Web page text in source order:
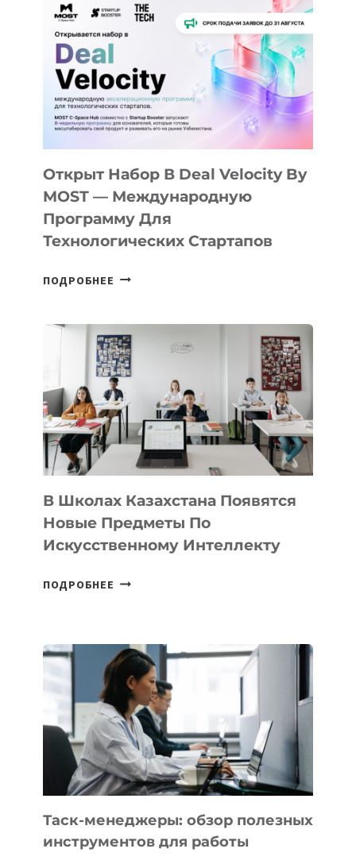
АЛМАТЫ:
AI
YOUTH
CAMP
ДАЛ
30
ПОДРОСТКАМ
БИЛЕТ
IT-
ПРЕДПРИНИМАТЕЛЬСТВО
Открыт Набор В Deal Velocity By
MOST — Международную
Программу Для
Технологических Стартапов
ПОДРОБНЕЕ ОТКРЫТ
DEAL
VELOCITY
BY
MOST
—
МЕЖДУНАРОДНУЮ
ПРОГРАММУ
ДЛЯ
ТЕХНОЛОГИЧЕСКИХ
В Школах Казахстана Появятся
Новые Предметы По
Искусственному Интеллекту
ПОДРОБНЕЕ В
НОВЫЕ
ПРЕДМЕТЫ
ПО
ИСКУССТВЕННОМУ
ИНТЕЛЛЕКТУ
Таск-менеджеры: обзор полезных
инструментов для работы